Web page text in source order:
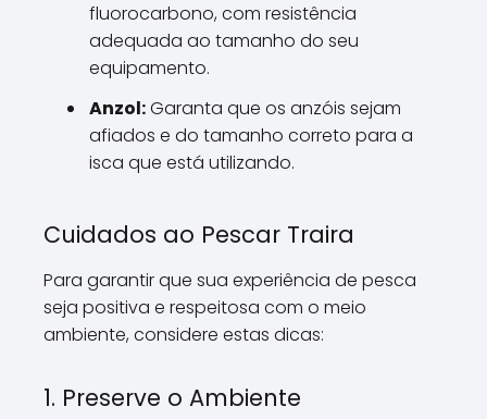
fluorocarbono, com resistência
adequada ao tamanho do seu
equipamento.
Anzol:Garanta que os anzóis sejam
afiados e do tamanho correto para a
isca que está utilizando.
Cuidados ao Pescar Traira
Para garantir que sua experiência de pesca
seja positiva e respeitosa com o meio
ambiente, considere estas dicas:
1. Preserve o Ambiente